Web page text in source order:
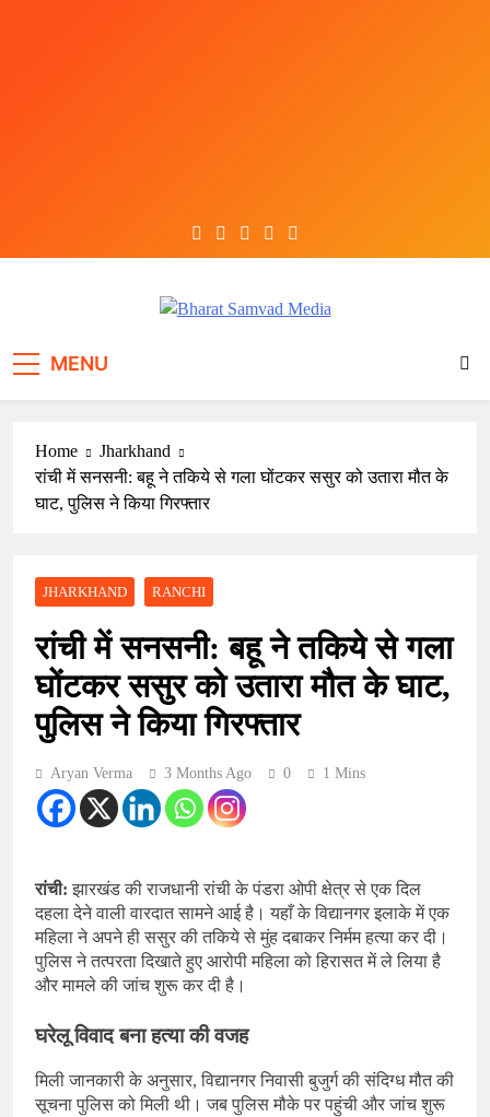
MENU
Home
Jharkhand
रांची में सनसनी: बहू ने तकिये से गला घोंटकर ससुर को उतारा मौत के
घाट, पुलिस ने किया गिरफ्तार
JHARKHAND RANCHI
रांची में सनसनी: बहू ने तकिये से गला
घोंटकर ससुर को उतारा मौत के घाट,
पुलिस ने किया गिरफ्तार
Aryan Verma 3 Months Ago 0 1 Mins
रांची: झारखंड की राजधानी रांची के पंडरा ओपी क्षेत्र से एक दिल
दहला देने वाली वारदात सामने आई है। यहाँ के विद्यानगर इलाके में एक
महिला ने अपने ही ससुर की तकिये से मुंह दबाकर निर्मम हत्या कर दी।
पुलिस ने तत्परता दिखाते हुए आरोपी महिला को हिरासत में ले लिया है
और मामले की जांच शुरू कर दी है।
घरेलू विवाद बना हत्या की वजह
मिली जानकारी के अनुसार, विद्यानगर निवासी बुजुर्ग की संदिग्ध मौत की
सूचना पुलिस को मिली थी। जब पुलिस मौके पर पहुंची और जांच शुरू